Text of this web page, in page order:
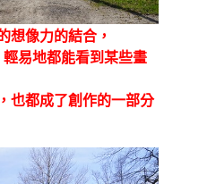
想像力的結合，
易地都能看到某些畫
也都成了創作的一部分